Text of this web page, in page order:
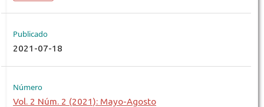
Publicado
2021-07-18
Número
Vol. 2 Núm. 2 (2021): Mayo-Agosto